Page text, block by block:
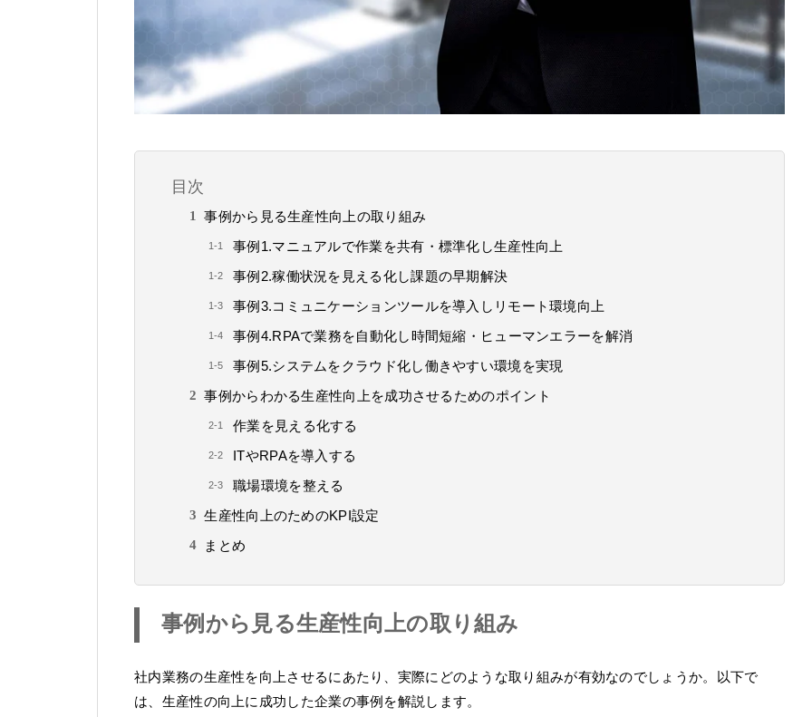
目次
事例から見る生産性向上の取り組み
事例1.マニュアルで作業を共有・標準化し生産性向上
事例2.稼働状況を見える化し課題の早期解決
事例3.コミュニケーションツールを導入しリモート環境向上
事例4.RPAで業務を自動化し時間短縮・ヒューマンエラーを解消
事例5.システムをクラウド化し働きやすい環境を実現
事例からわかる生産性向上を成功させるためのポイント
作業を見える化する
ITやRPAを導入する
職場環境を整える
生産性向上のためのKPI設定
まとめ
事例から見る生産性向上の取り組み
社内業務の生産性を向上させるにあたり、実際にどのような取り組みが有効なのでしょうか。以下で
は、生産性の向上に成功した企業の事例を解説します。